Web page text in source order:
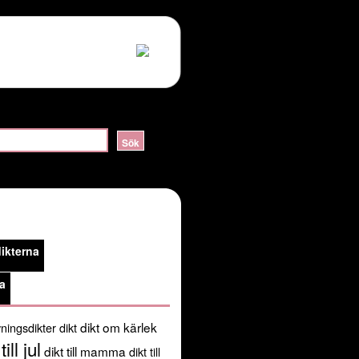
alert handshake failure in
share/pear:/usr/share/php') in
diktdikt om kärlek
jul dikt till mamma dikt till